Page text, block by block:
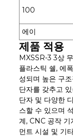
100
에이
제품 적용
MXSSR-33상
플라스틱 쉘, 에
성되며 높은 구
단자를 갖추고
단자 및 다양한
스할 수 있으며
계, CNC 공작 기
먼트 시설 및 기